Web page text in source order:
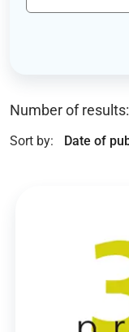
Number of results:
Sort by: